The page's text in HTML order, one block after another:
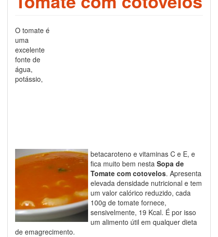
O tomate é
uma
excelente
fonte de
água,
potássio,
betacaroteno e vitaminas C e E, e
fica muito bem nesta Sopa de
Tomate com cotovelos. Apresenta
elevada densidade nutricional e tem
um valor calórico reduzido, cada
100g de tomate fornece,
sensivelmente, 19 Kcal. É por isso
um alimento útil em qualquer dieta
de emagrecimento.